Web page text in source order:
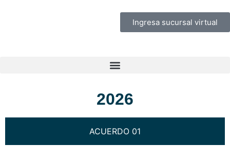
Ingresa sucursal virtual
2026
ACUERDO 01